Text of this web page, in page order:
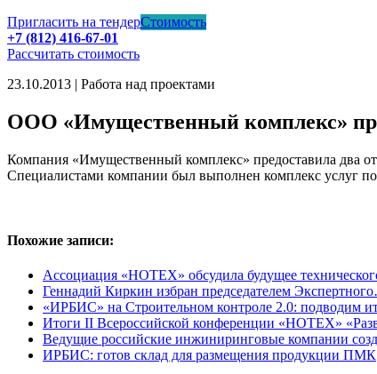
Пригласить на тендерСтоимость
+7 (812) 416-67-01
Рассчитать стоимость
23.10.2013 | Работа над проектами
ООО «Имущественный комплекс»
Компания «Имущественный комплекс» предоставила два
Специалистами компании был выполнен комплекс услуг
Похожие записи:
Ассоциация «НОТЕХ» обсудила будущее
Геннадий Киркин избран председателем
«ИРБИС» на Строительном контроле 2.0: подводим
Итоги II Всероссийской конференции «НОТЕХ»
Ведущие российские инжиниринговые компании
ИРБИС: готов склад для размещения продукции ПМК